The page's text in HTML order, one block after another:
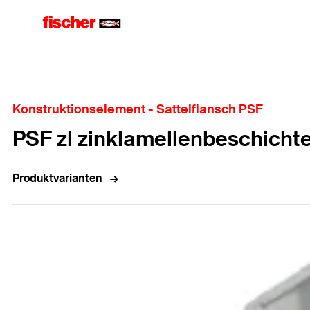
Konstruktionselement - Sattelflansch PSF
PSF zl
Produktvarianten